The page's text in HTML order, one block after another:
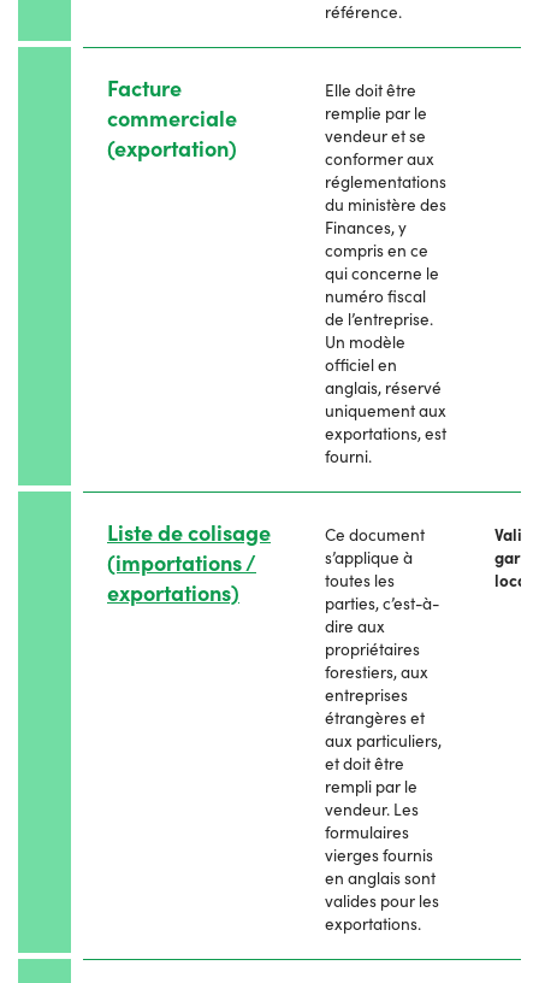
référence.
Facture
commerciale
(exportation)
Elle doit être
remplie par le
vendeur et se
conformer aux
réglementations
du ministère des
Finances, y
compris en ce
qui concerne le
numéro fiscal
de l’entreprise.
Un modèle
officiel en
anglais, réservé
uniquement aux
exportations, est
fourni.
Liste de colisage
(importations /
exportations)
Ce document
s’applique à
toutes les
parties, c’est-à-
dire aux
propriétaires
forestiers, aux
entreprises
étrangères et
aux particuliers,
et doit être
rempli par le
vendeur. Les
formulaires
vierges fournis
en anglais sont
valides pour les
exportations.
local